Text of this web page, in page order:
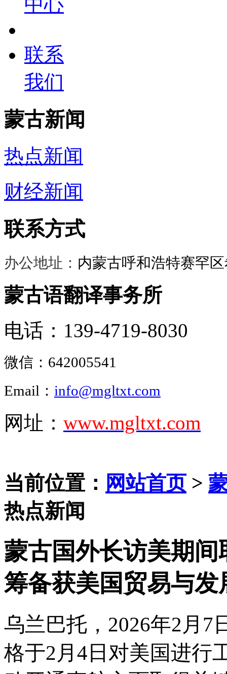
联系
我们
蒙古新闻
热点新闻
财经新闻
联系方式
办公地址： 内蒙古呼和浩特赛罕
蒙古语翻译事务所
电话：139-4719-8030
微信： 642005541
Email： info@mgltxt.com
网址： www.mgltxt.com
当前位置： 网站首页>
热点新闻
蒙古国外长访美期
筹备获美国贸易与
乌兰巴托， 2026年2月
格于2月4日对美国进行